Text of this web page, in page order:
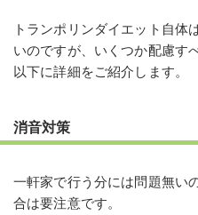
トランポリンダイエット自体
いのですが、いくつか配慮す
以下に詳細をご紹介します。
消音対策
一軒家で行う分には問題無い
合は要注意です。